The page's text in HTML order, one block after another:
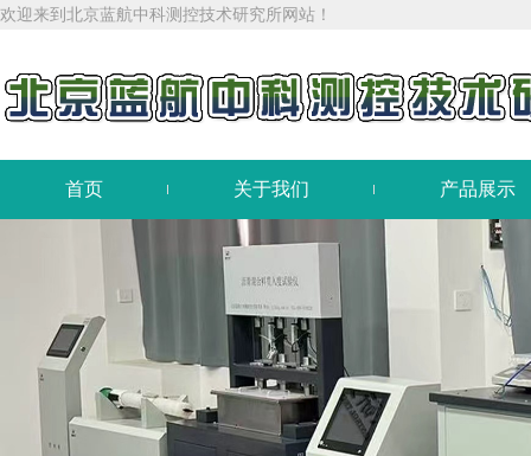
欢迎来到北京蓝航中科测控技术研究所网站！
首页 关于我们 产品展示